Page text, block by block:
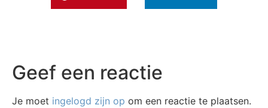
Geef een reactie
Je moet ingelogd zijn op om een reactie te plaatsen.